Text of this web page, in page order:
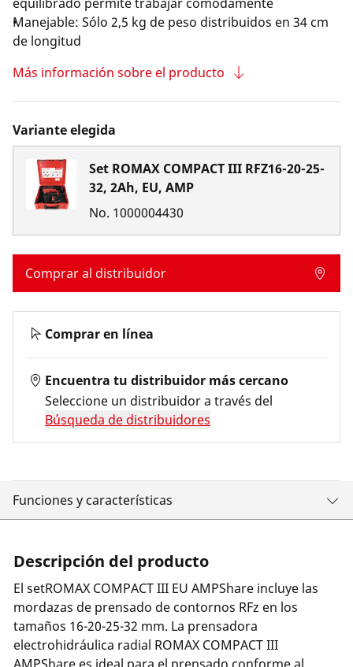
Manejable: Sólo 2,5 kg de peso distribuidos en 34 cm
de longitud
Más información sobre el producto
Variante elegida
Set ROMAX COMPACT III RFZ16-20-25-
32, 2Ah, EU, AMP
No. 1000004430
Comprar al distribuidor
Comprar en línea
Encuentra tu distribuidor más cercano
Seleccione un distribuidor a través del
Búsqueda de distribuidores
Funciones y características
Descripción del producto
El setROMAX COMPACT III EU AMPShare incluye las
mordazas de prensado de contornos RFz en los
tamaños 16-20-25-32 mm. La prensadora
electrohidráulica radial ROMAX COMPACT III